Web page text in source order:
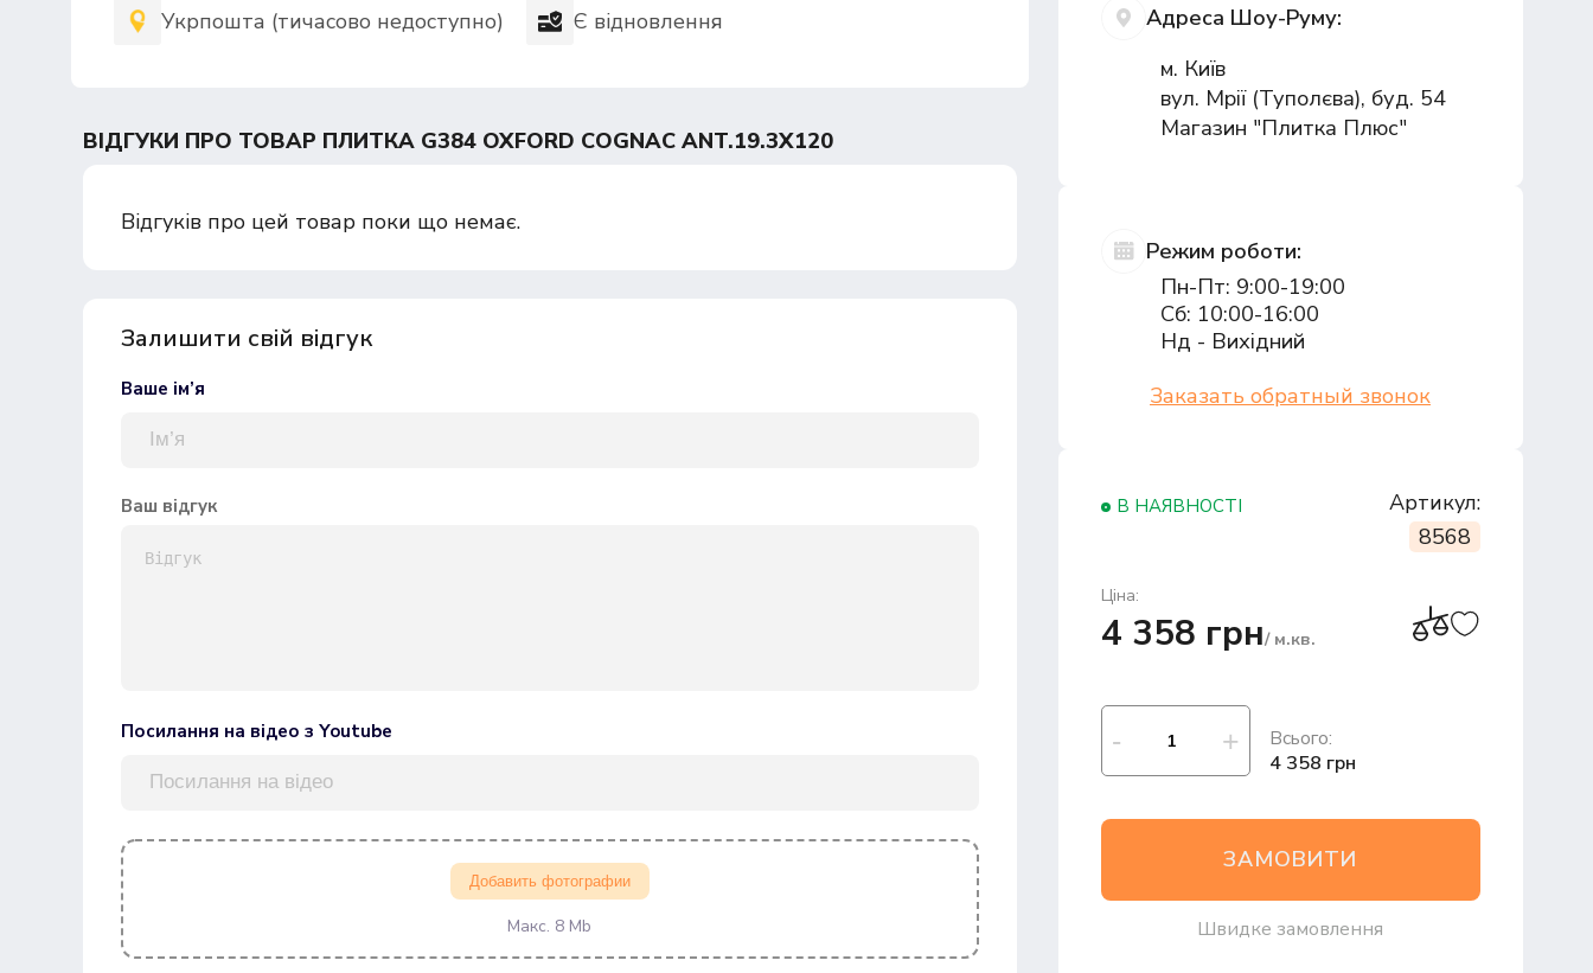
Укрпошта (тичасово недоступно)
Є відновлення
ВІДГУКИ ПРО ТОВАР ПЛИТКА G384 OXFORD COGNAC ANT.19.3X120
Відгуків про цей товар поки що немає.
Залишити свій відгук
Ваше ім’я
Ваш відгук
Посилання на відео з Youtube
Добавить фотографии
Макс. 8 Mb
Адреса Шоу-Руму:
м. Київ
вул. Мрії (Туполєва), буд. 54
Магазин "Плитка Плюс"
Режим роботи:
Пн-Пт: 9:00-19:00
Сб: 10:00-16:00
Нд - Вихідний
Заказать обратный звонок
В НАЯВНОСТІ
Артикул:
8568
Ціна:
4 358 грн/ м.кв.
Всього:
4 358 грн
ЗАМОВИТИ
Швидке замовлення